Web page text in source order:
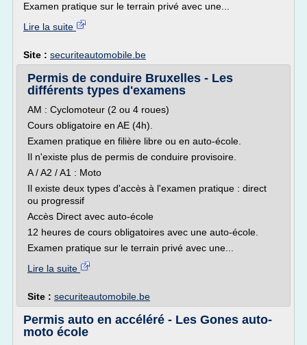
Examen pratique sur le terrain privé avec une...
Lire la suite
Site : securiteautomobile.be
Permis de conduire Bruxelles - Les
différents types d'examens
AM : Cyclomoteur (2 ou 4 roues)
Cours obligatoire en AE (4h).
Examen pratique en filière libre ou en auto-école.
Il n'existe plus de permis de conduire provisoire.
A / A2 / A1 : Moto
Il existe deux types d'accès à l'examen pratique : direct
ou progressif
Accès Direct avec auto-école
12 heures de cours obligatoires avec une auto-école.
Examen pratique sur le terrain privé avec une...
Lire la suite
Site : securiteautomobile.be
Permis auto en accéléré - Les Gones auto-
moto école